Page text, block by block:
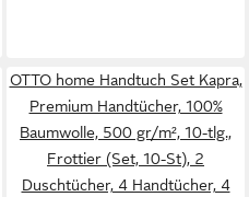
OTTO home Handtuch Set Kapra,
Premium Handtücher, 100%
Baumwolle, 500 gr/m², 10-tlg.,
Frottier (Set, 10-St), 2
Duschtücher, 4 Handtücher, 4